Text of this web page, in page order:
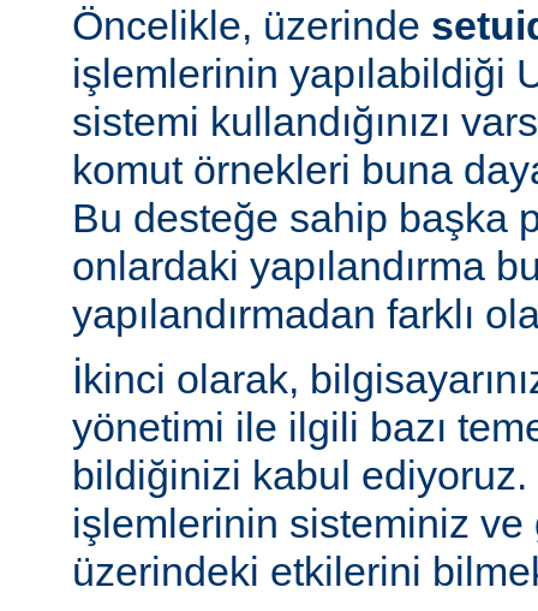
Öncelikle, üzerinde
işlemlerinin yapılabildiği
sistemi kullandığınızı
komut örnekleri buna
Bu desteğe sahip başka
onlardaki yapılandırma
yapılandırmadan farklı
İkinci olarak,
yönetimi ile ilgili bazı
bildiğinizi kabul
işlemlerinin sisteminiz
üzerindeki etkilerini